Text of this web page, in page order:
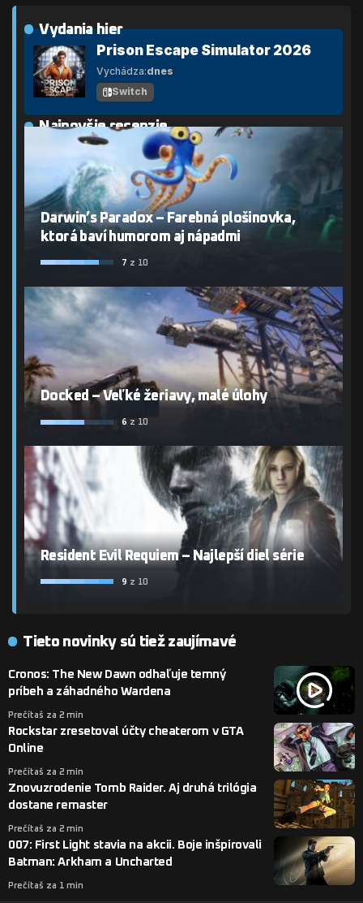
Vydania hier
Prison Escape Simulator 2026
Vychádza:dnes
Switch
Najnovšie recenzie
Darwin’s Paradox – Farebná plošinovka,
ktorá baví humorom aj nápadmi
7 z 10
Docked – Veľké žeriavy, malé úlohy
6 z 10
Resident Evil Requiem – Najlepší diel série
9 z 10
Tieto novinky sú tiež zaujímavé
Cronos: The New Dawn odhaľuje temný
príbeh a záhadného Wardena
Prečítaš za 2 min
Rockstar zresetoval účty cheaterom v GTA
Online
Prečítaš za 2 min
Znovuzrodenie Tomb Raider. Aj druhá trilógia
dostane remaster
Prečítaš za 2 min
007: First Light stavia na akcii. Boje inšpirovali
Batman: Arkham a Uncharted
Prečítaš za 1 min